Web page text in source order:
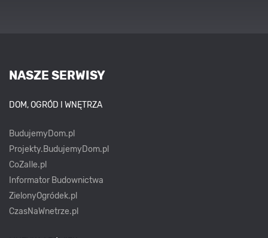
NASZE SERWISY
DOM, OGRÓD I WNĘTRZA
BudujemyDom.pl
Projekty.BudujemyDom.pl
CoZaIle.pl
Informator Budownictwa
ZielonyOgródek.pl
CzasNaWnetrze.pl